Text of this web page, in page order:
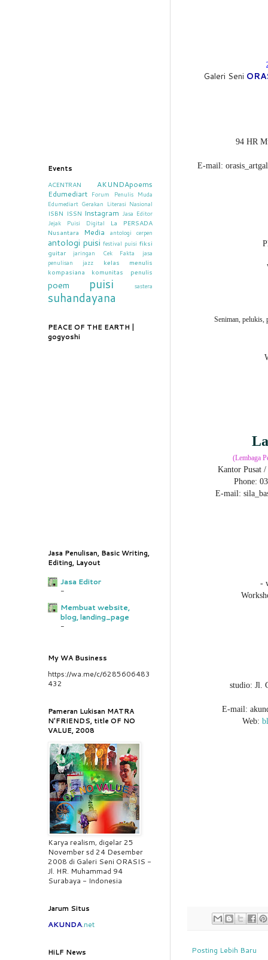
Galeri Seni
94 HR
E-mail:
Seniman, pelukis,
(Lembaga
Kantor Pusat
Phone:
E-mail:
-
studio: Jl.
E-mail:
Web:
Posting Lebih Baru
Events
ACENTRAN
AKUNDApoems
Edumediart Forum Penulis Muda
Edumediart Gerakan Literasi Nasional
ISBN ISSN Instagram Jasa Editor
Jejak Puisi Digital
La PERSADA
Nusantara
Media antologi cerpen
antologi puisi festival puisi fiksi
guitar
jaringan Cek Fakta
jasa
penulisan
jazz
kelas menulis
kompasiana
komunitas penulis
poem puisi sastera
suhandayana
PEACE OF THE EARTH |
gogyoshi
Jasa Penulisan, Basic Writing,
Editing, Layout
Jasa Editor
-
Membuat website,
blog, landing_page
-
My WA Business
https://wa.me/c/6285606483
432
Pameran Lukisan MATRA
N'FRIENDS, title OF NO
VALUE, 2008
Karya realism, digelar 25
November sd 24 Desember
2008 di Galeri Seni ORASIS -
Jl. HR. Muhammad 94
Surabaya - Indonesia
Jarum Situs
AKUNDA.net
HiLF News